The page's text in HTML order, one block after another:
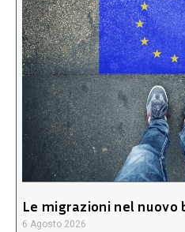
Le migrazioni nel nuovo
6 Agosto 2026